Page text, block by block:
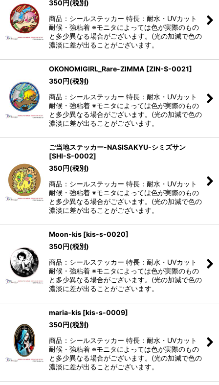
350円(税別)
商品：シールステッカー 特長：耐水・UVカット
耐候・強粘着 ※モニタによっては色が実際のもの
と多少異なる場合がございます。(光の加減で色の
濃淡に差が出ることがございます。
OKONOMIGIRL_Rare-ZIMMA [ZIN-S-0021]
350円(税別)
商品：シールステッカー 特長：耐水・UVカット
耐候・強粘着 ※モニタによっては色が実際のもの
と多少異なる場合がございます。(光の加減で色の
濃淡に差が出ることがございます。
ご当地ステッカー-NASISAKYU-シミズサン
[SHI-S-0002]
350円(税別)
商品：シールステッカー 特長：耐水・UVカット
耐候・強粘着 ※モニタによっては色が実際のもの
と多少異なる場合がございます。(光の加減で色の
濃淡に差が出ることがございます。
Moon-kis [kis-s-0020]
350円(税別)
商品：シールステッカー 特長：耐水・UVカット
耐候・強粘着 ※モニタによっては色が実際のもの
と多少異なる場合がございます。(光の加減で色の
濃淡に差が出ることがございます。
maria-kis [kis-s-0009]
350円(税別)
商品：シールステッカー 特長：耐水・UVカット
耐候・強粘着 ※モニタによっては色が実際のもの
と多少異なる場合がございます。(光の加減で色の
濃淡に差が出ることがございます。